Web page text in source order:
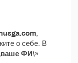
о себе. В
ФИ\»